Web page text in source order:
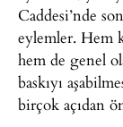
Caddesi’nde
eylemler. Hem
hem de genel
baskıyı
birçok açıdan